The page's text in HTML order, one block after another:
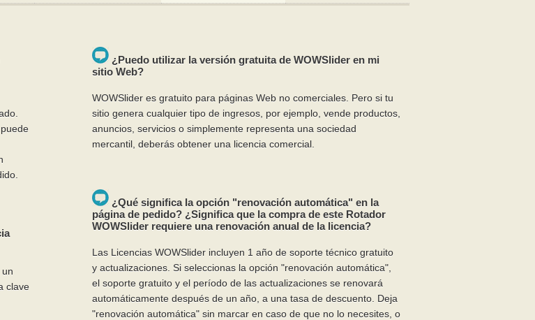
¿Puedo utilizar la versión gratuita de WOWSlider en mi
sitio Web?
WOWSlider es gratuito para páginas Web no comerciales. Pero si tu
sitio genera cualquier tipo de ingresos, por ejemplo, vende productos,
anuncios, servicios o simplemente representa una sociedad
mercantil, deberás obtener una licencia comercial.
¿Qué significa la opción "renovación automática" en la
página de pedido? ¿Significa que la compra de este Rotador
WOWSlider requiere una renovación anual de la licencia?
Las Licencias WOWSlider incluyen 1 año de soporte técnico gratuito
y actualizaciones. Si seleccionas la opción "renovación automática",
el soporte gratuito y el período de las actualizaciones se renovará
automáticamente después de un año, a una tasa de descuento. Deja
"renovación automática" sin marcar en caso de que no lo necesites, o
clave